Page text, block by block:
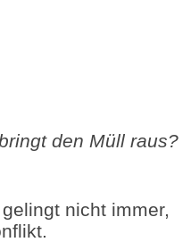
den Müll raus?
nicht immer,